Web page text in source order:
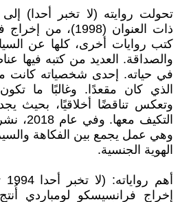
تحولت روايته (لا تخبر أحدا)
ذات العنوان
كتب روايات أخرى، كلها عن
والصداقة. العديد من كتبه فيها
في حياته. إحدى شخصياته كانت
الذي كان مقعدًا. وغالبًا ما
وتعكس تناقضًا أخلاقيًا، بحيث
التكيف
وهي عمل يجمع بين الفكاهة
الهوية الجنسية.